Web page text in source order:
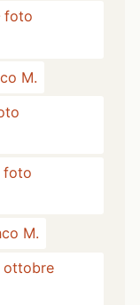
foto
M.
foto
M.
ottobre